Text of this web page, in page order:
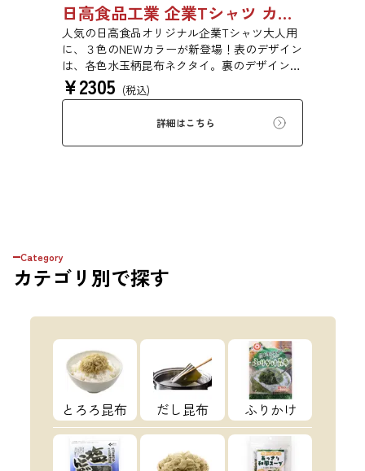
日高食品工業 企業Tシャツ カラー大人用
人気の日高食品オリジナル企業Tシャツ大人用
に、３色のNEWカラーが新登場！表のデザイン
は、各色水玉柄昆布ネクタイ。裏のデザイン
は、NO KONBU，NO LIFE...（昆布のない生活
なんてありえない....）とても貴重な昆布ネクタ
イのTシャツでおしゃれ通を極めてみません
か！ 昆布が好きなあの人へ、レアなTシャツを
コレクションの方へ、普段使いにもう１枚、隠
いるので、 高品質＆リーズナブルな価格を実
現しています。 上質のオープンエンド糸を使
いTシャツです！！
¥2305 (税込)
詳細はこちら
Category
カテゴリ 別で探す
とろろ昆布 だし昆布 ふりかけ